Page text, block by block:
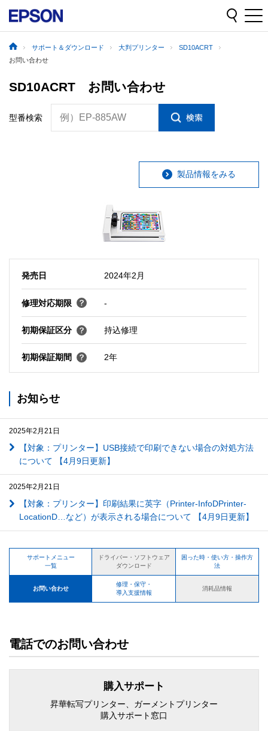
サポート＆ダウンロード 大判プリンター
SD10ACRT
お問い合わせ
SD10ACRT お問い合わせ
型番検索 例）EP-885AW
製品情報をみる
発売日 2024年2月
修理対応期限 -
初期保証区分 持込修理
初期保証期間 2年
お知らせ
2025年2月21日
【対象：プリンター】USB接続で印刷できない場合の対処方法
について 【4月9日更新】
2025年2月21日
【対象：プリンター】印刷結果に英字（Printer-InfoDPrinter-
LocationD…など）が表示される場合について 【4月9日更新】
サポートメニュー
一覧
ドライバー・ソフトウェア
ダウンロード
困った時・使い方・操作方
法
お問い合わせ
修理・保守・
導入支援情報
消耗品情報
電話でのお問い合わせ
購入サポート
昇華転写プリンター、ガーメントプリンター
購入サポート窓口